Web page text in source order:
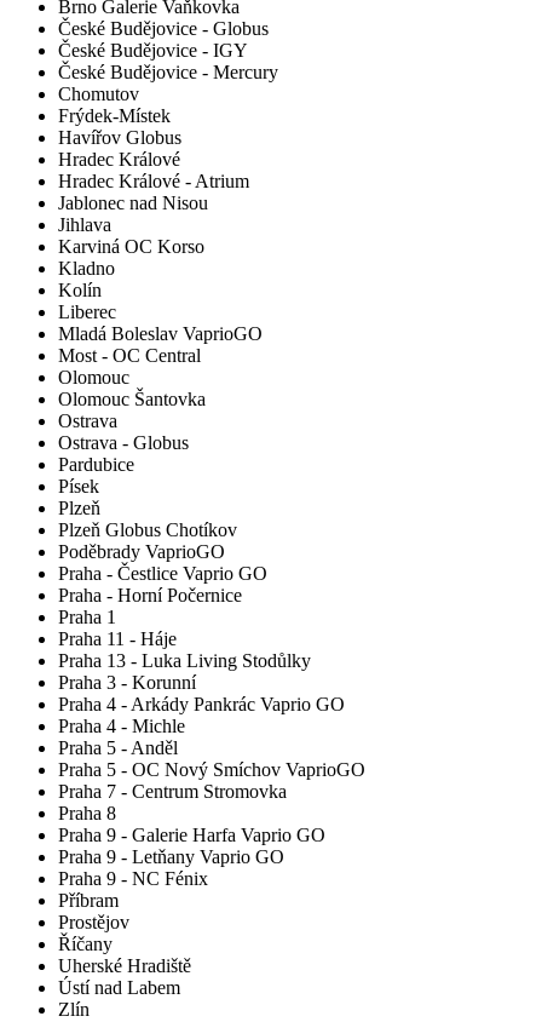
Brno Galerie Vaňkovka
České Budějovice - Globus
České Budějovice - IGY
České Budějovice - Mercury
Chomutov
Frýdek-Místek
Havířov Globus
Hradec Králové
Hradec Králové - Atrium
Jablonec nad Nisou
Jihlava
Karviná OC Korso
Kladno
Kolín
Liberec
Mladá Boleslav VaprioGO
Most - OC Central
Olomouc
Olomouc Šantovka
Ostrava
Ostrava - Globus
Pardubice
Písek
Plzeň
Plzeň Globus Chotíkov
Poděbrady VaprioGO
Praha - Čestlice Vaprio GO
Praha - Horní Počernice
Praha 1
Praha 11 - Háje
Praha 13 - Luka Living Stodůlky
Praha 3 - Korunní
Praha 4 - Arkády Pankrác Vaprio GO
Praha 4 - Michle
Praha 5 - Anděl
Praha 5 - OC Nový Smíchov VaprioGO
Praha 7 - Centrum Stromovka
Praha 8
Praha 9 - Galerie Harfa Vaprio GO
Praha 9 - Letňany Vaprio GO
Praha 9 - NC Fénix
Příbram
Prostějov
Říčany
Uherské Hradiště
Ústí nad Labem
Zlín